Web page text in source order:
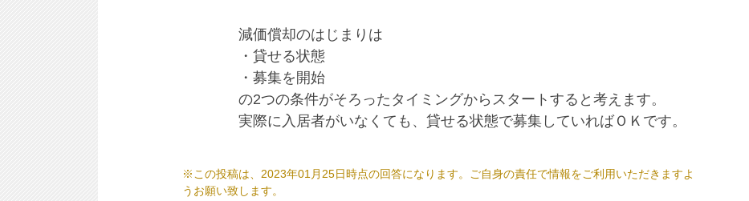
減価償却のはじまりは
・貸せる状態
・募集を開始
の2つの条件がそろったタイミングからスタートすると考えます。
実際に入居者がいなくても、貸せる状態で募集していればＯＫです。
※この投稿は、2023年01月25日時点の回答になります。ご自身の責任で情報をご利用いただきますよ
うお願い致します。